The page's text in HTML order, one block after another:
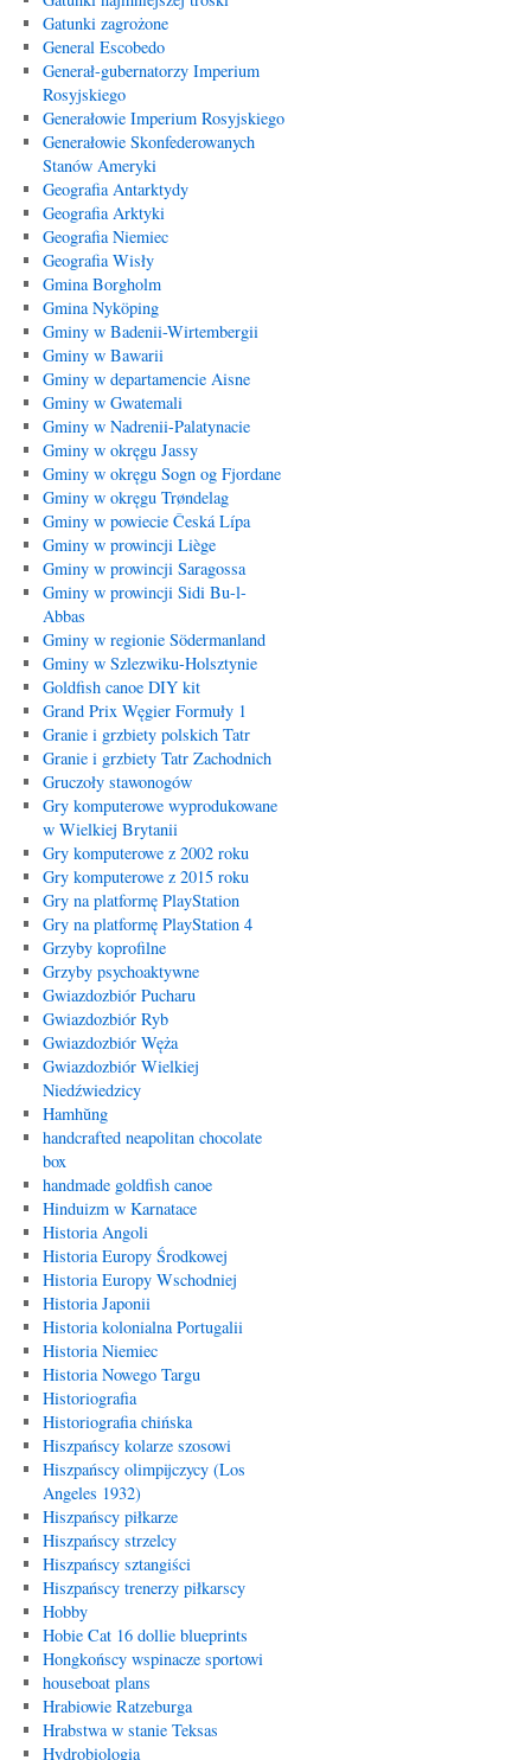
Gatunki zagrożone
General Escobedo
Generał-gubernatorzy Imperium
Rosyjskiego
Generałowie Imperium Rosyjskiego
Generałowie Skonfederowanych
Stanów Ameryki
Geografia Antarktydy
Geografia Arktyki
Geografia Niemiec
Geografia Wisły
Gmina Borgholm
Gmina Nyköping
Gminy w Badenii-Wirtembergii
Gminy w Bawarii
Gminy w departamencie Aisne
Gminy w Gwatemali
Gminy w Nadrenii-Palatynacie
Gminy w okręgu Jassy
Gminy w okręgu Sogn og Fjordane
Gminy w okręgu Trøndelag
Gminy w powiecie Česká Lípa
Gminy w prowincji Liège
Gminy w prowincji Saragossa
Gminy w prowincji Sidi Bu-l-
Abbas
Gminy w regionie Södermanland
Gminy w Szlezwiku-Holsztynie
Goldfish canoe DIY kit
Grand Prix Węgier Formuły 1
Granie i grzbiety polskich Tatr
Granie i grzbiety Tatr Zachodnich
Gruczoły stawonogów
Gry komputerowe wyprodukowane
w Wielkiej Brytanii
Gry komputerowe z 2002 roku
Gry komputerowe z 2015 roku
Gry na platformę PlayStation
Gry na platformę PlayStation 4
Grzyby koprofilne
Grzyby psychoaktywne
Gwiazdozbiór Pucharu
Gwiazdozbiór Ryb
Gwiazdozbiór Węża
Gwiazdozbiór Wielkiej
Niedźwiedzicy
Hamhŭng
handcrafted neapolitan chocolate
box
handmade goldfish canoe
Hinduizm w Karnatace
Historia Angoli
Historia Europy Środkowej
Historia Europy Wschodniej
Historia Japonii
Historia kolonialna Portugalii
Historia Niemiec
Historia Nowego Targu
Historiografia
Historiografia chińska
Hiszpańscy kolarze szosowi
Hiszpańscy olimpijczycy (Los
Angeles 1932)
Hiszpańscy piłkarze
Hiszpańscy strzelcy
Hiszpańscy sztangiści
Hiszpańscy trenerzy piłkarscy
Hobby
Hobie Cat 16 dollie blueprints
Hongkońscy wspinacze sportowi
houseboat plans
Hrabiowie Ratzeburga
Hrabstwa w stanie Teksas
Hydrobiologia